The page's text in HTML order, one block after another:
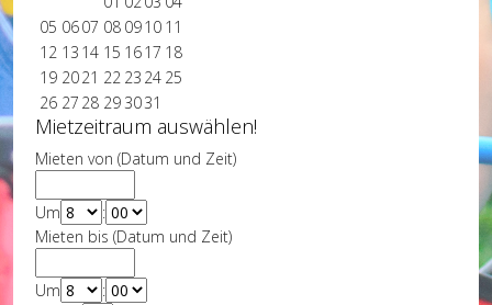
05 0607 08 0910 11
12 13 14 15 1617 18
19 2021 22 23 24 25
26 27 28 29 3031
Mietzeitraum auswählen!
Mieten von (Datum und Zeit)
Um
:
Mieten bis (Datum und Zeit)
Um
: